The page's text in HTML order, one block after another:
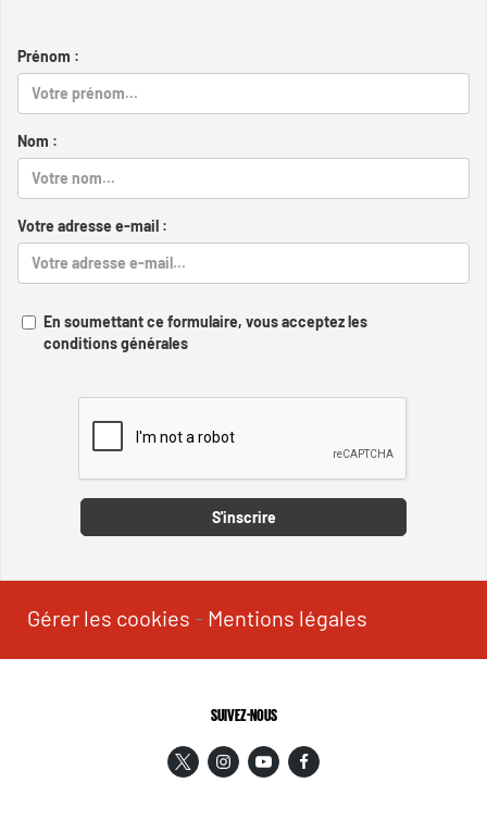
Prénom :
Nom :
Votre adresse e-mail :
En soumettant ce formulaire, vous acceptez les
conditions générales
S'inscrire
Gérer les cookies - Mentions légales
SUIVEZ-NOUS